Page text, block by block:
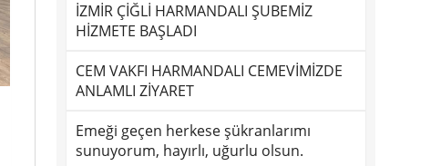
İZMİR ÇİĞLİ HARMANDALI ŞUBEMİZ
HİZMETE BAŞLADI
CEM VAKFI HARMANDALI CEMEVİMİZDE
ANLAMLI ZİYARET
Emeği geçen herkese şükranlarımı
sunuyorum, hayırlı, uğurlu olsun.